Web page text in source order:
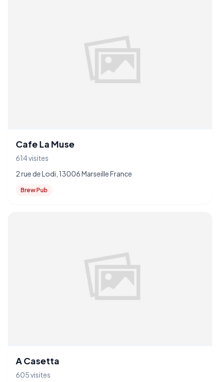
Cafe La Muse
614 visites
2 rue de Lodi, 13006 Marseille France
Brew Pub
A Casetta
605 visites